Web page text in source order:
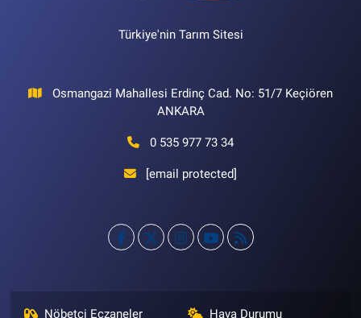
Türkiye'nin Tarım Sitesi
Osmangazi Mahallesi Erdinç Cad. No: 51/7 Keçiören
ANKARA
0 535 977 73 34
[email protected]
Nöbetçi Eczaneler Hava Durumu